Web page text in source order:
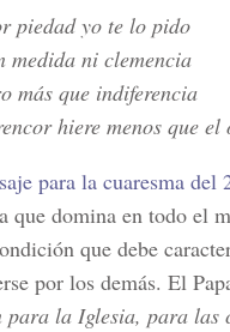
piedad yo te lo pido
medida ni clemencia
más que indiferencia
hiere menos que el
para la cuaresma del
que domina en todo el
que debe
por los demás. El
para la Iglesia, para las